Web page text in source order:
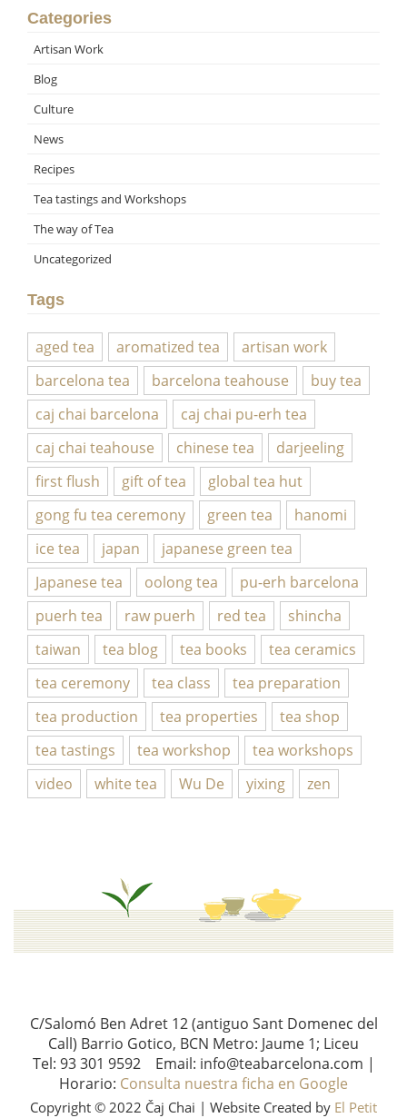
Categories
Artisan Work
Blog
Culture
News
Recipes
Tea tastings and Workshops
The way of Tea
Uncategorized
Tags
aged tea aromatized tea
artisan work
barcelona tea
barcelona teahouse
buy tea
caj chai barcelona
caj chai pu-erh tea
caj chai teahouse
chinese tea
darjeeling
first flush
gift of tea
global tea hut
gong fu tea ceremony
green tea
hanomi
ice tea
japan
japanese green tea
Japanese tea
oolong tea
pu-erh barcelona
puerh tea
raw puerh red tea
shincha
taiwan
tea blog tea books
tea ceramics
tea ceremony
tea class
tea preparation
tea production
tea properties
tea shop
tea tastings
tea workshop
tea workshops
video
white tea Wu De yixing zen
C/Salomó Ben Adret 12 (antiguo Sant Domenec del
Call) Barrio Gotico, BCN Metro: Jaume 1; Liceu
Tel: 93 301 9592 Email: info@teabarcelona.com |
Horario: Consulta nuestra ficha en Google
Copyright © 2022 Čaj Chai | Website Created by El Petit